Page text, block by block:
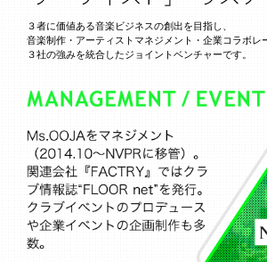
３者に価値ある音楽ビジネスの創出を目指し、
音楽制作・アーティストマネジメント・企業コラボレ
３社の強みを統合したジョイントベンチャーです。